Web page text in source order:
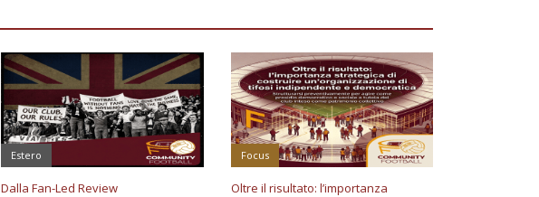
Estero
Dalla Fan-Led Review
Focus
Oltre il risultato: l’importanza